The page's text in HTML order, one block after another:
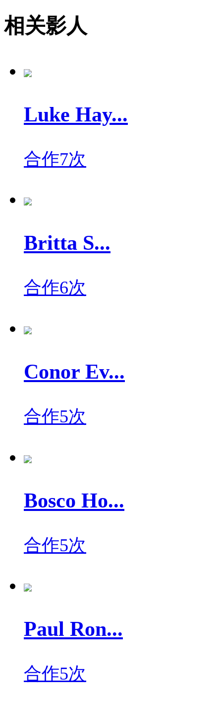
相关影人
Luke Hay...
合作7次
Britta S...
合作6次
Conor Ev...
合作5次
Bosco Ho...
合作5次
Paul Ron...
合作5次